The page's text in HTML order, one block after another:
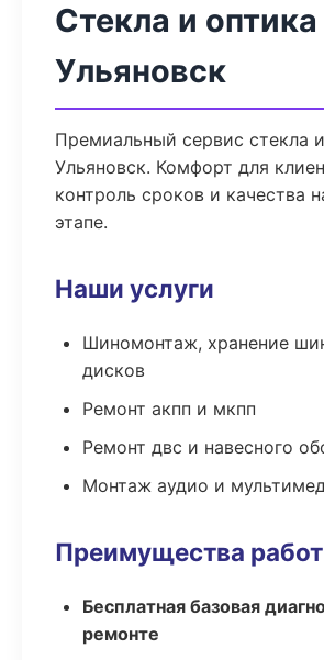
Стекла и оптика
Ульяновск
Премиальный сервис стекла
Ульяновск. Комфорт для
контроль сроков и качества
этапе.
Наши услуги
Шиномонтаж, хранение
дисков
Ремонт акпп и мкпп
Ремонт двс и навесного
Монтаж аудио и
Преимущества
Бесплатная базовая
ремонте